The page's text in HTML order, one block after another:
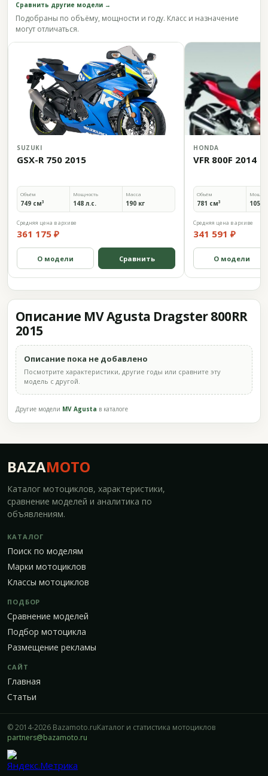
Сравнить другие модели →
Подобраны по объёму, мощности и году. Класс и назначение
могут отличаться.
SUZUKI
GSX-R 750 2015
Объём
749 см³
Мощность
148 л.с.
Масса
190 кг
Средняя цена в архиве
361 175 ₽
О модели Сравнить
HONDA
VFR 800F 2014
Объём
781 см³ 105,9
Средняя цена в архиве
341 591 ₽
О модели
Описание MV Agusta Dragster 800RR
2015
Описание пока не добавлено
Посмотрите характеристики, другие годы или сравните эту
модель с другой.
Другие модели MV Agusta в каталоге
BAZAMOTO
Каталог мотоциклов, характеристики,
сравнение моделей и аналитика по
объявлениям.
КАТАЛОГ
Поиск по моделям
Марки мотоциклов
Классы мотоциклов
ПОДБОР
Сравнение моделей
Подбор мотоцикла
Размещение рекламы
САЙТ
Главная
Статьи
© 2014-2026 Bazamoto.ruКаталог и статистика мотоциклов
partners@bazamoto.ru